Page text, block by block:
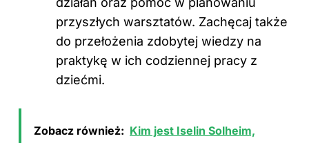
przyszłych warsztatów. Zachęcaj także
do przełożenia zdobytej wiedzy na
praktykę w ich codziennej pracy z
dziećmi.
Zobacz również: Kim jest Iselin Solheim,